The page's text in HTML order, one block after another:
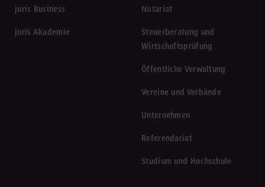
juris Business
juris Akademie
Notariat
Steuerberatung und
Wirtschaftsprüfung
Öffentliche Verwaltung
Vereine und Verbände
Unternehmen
Referendariat
Studium und Hochschule